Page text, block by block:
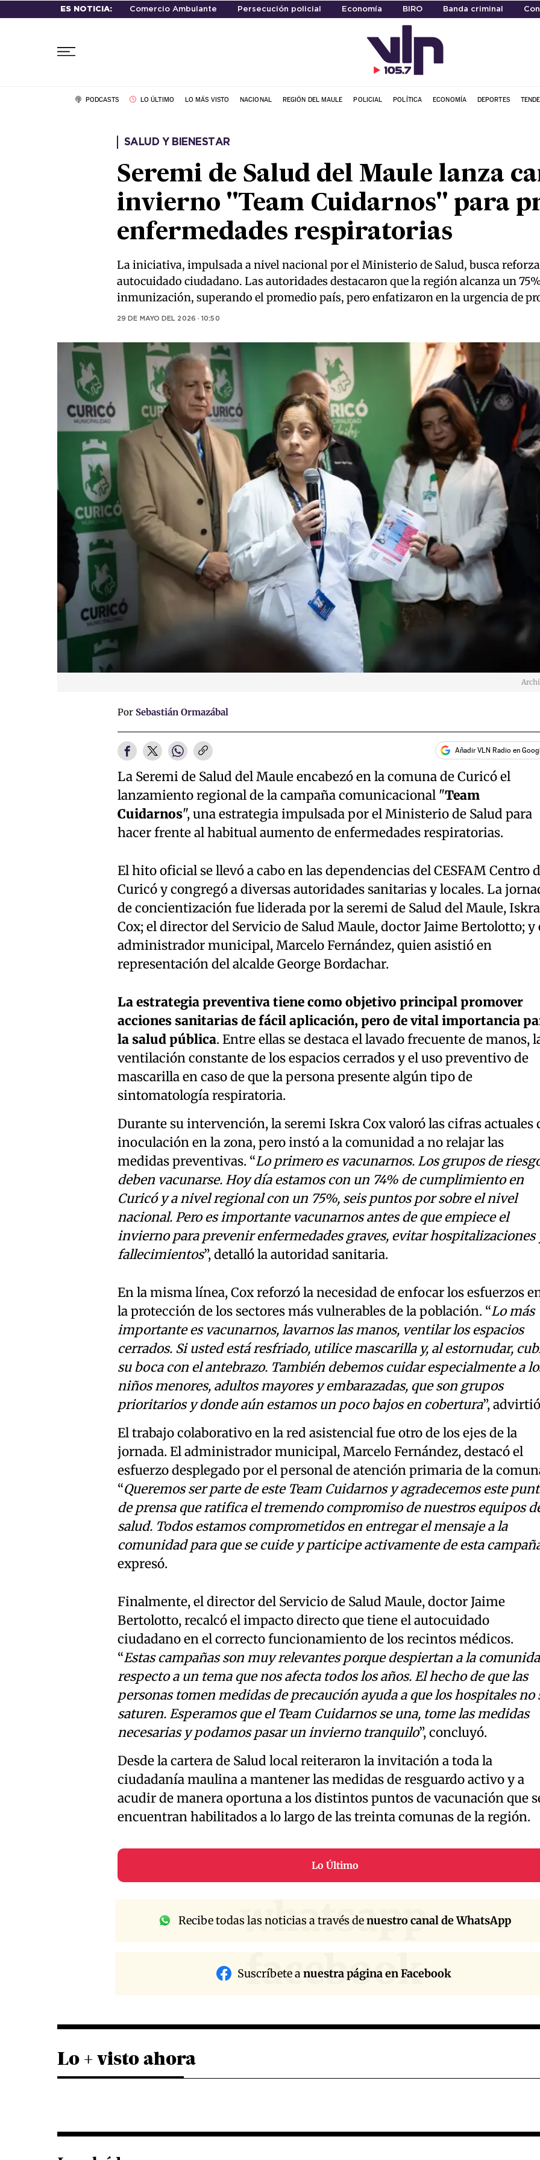
ES NOTICIA: Comercio Ambulante Persecución policial Economía BIRO Banda criminal
PODCASTS LO ÚLTIMO LO MÁS VISTO NACIONAL REGIÓN DEL MAULE POLICIAL POLÍTICA ECONOMÍA DEPORTES
SALUD Y BIENESTAR
Seremi de Salud del Maule lanza
invierno "Team Cuidarnos" para
enfermedades respiratorias
La iniciativa, impulsada a nivel nacional por el Ministerio de Salud, busca
autocuidado ciudadano. Las autoridades destacaron que la región alcanza un
inmunización, superando el promedio país, pero enfatizaron en la urgencia de
29 DE MAYO DEL 2026 · 10:50
Por Sebastián Ormazábal
Añadir VLN Radio en
La Seremi de Salud del Maule encabezó en la comuna de Curicó el
lanzamiento regional de la campaña comunicacional "Team
Cuidarnos", una estrategia impulsada por el Ministerio de Salud para
hacer frente al habitual aumento de enfermedades respiratorias.
El hito oficial se llevó a cabo en las dependencias del CESFAM Centro
Curicó y congregó a diversas autoridades sanitarias y locales. La
de concientización fue liderada por la seremi de Salud del Maule, Iskra
Cox; el director del Servicio de Salud Maule, doctor Jaime Bertolotto; y
administrador municipal, Marcelo Fernández, quien asistió en
representación del alcalde George Bordachar.
La estrategia preventiva tiene como objetivo principal promover
acciones sanitarias de fácil aplicación, pero de vital importancia
la salud pública. Entre ellas se destaca el lavado frecuente de manos,
ventilación constante de los espacios cerrados y el uso preventivo de
mascarilla en caso de que la persona presente algún tipo de
sintomatología respiratoria.
Durante su intervención, la seremi Iskra Cox valoró las cifras actuales
inoculación en la zona, pero instó a la comunidad a no relajar las
medidas preventivas. “Lo primero es vacunarnos. Los grupos de
deben vacunarse. Hoy día estamos con un 74% de cumplimiento en
Curicó y a nivel regional con un 75%, seis puntos por sobre el nivel
nacional. Pero es importante vacunarnos antes de que empiece el
invierno para prevenir enfermedades graves, evitar hospitalizaciones
fallecimientos”, detalló la autoridad sanitaria.
En la misma línea, Cox reforzó la necesidad de enfocar los esfuerzos
la protección de los sectores más vulnerables de la población. “Lo más
importante es vacunarnos, lavarnos las manos, ventilar los espacios
cerrados. Si usted está resfriado, utilice mascarilla y, al estornudar,
su boca con el antebrazo. También debemos cuidar especialmente a
niños menores, adultos mayores y embarazadas, que son grupos
prioritarios y donde aún estamos un poco bajos en cobertura”,
El trabajo colaborativo en la red asistencial fue otro de los ejes de la
jornada. El administrador municipal, Marcelo Fernández, destacó el
esfuerzo desplegado por el personal de atención primaria de la
“Queremos ser parte de este Team Cuidarnos y agradecemos este
de prensa que ratifica el tremendo compromiso de nuestros equipos
salud. Todos estamos comprometidos en entregar el mensaje a la
comunidad para que se cuide y participe activamente de esta
expresó.
Finalmente, el director del Servicio de Salud Maule, doctor Jaime
Bertolotto, recalcó el impacto directo que tiene el autocuidado
ciudadano en el correcto funcionamiento de los recintos médicos.
“Estas campañas son muy relevantes porque despiertan a la
respecto a un tema que nos afecta todos los años. El hecho de que las
personas tomen medidas de precaución ayuda a que los hospitales no
saturen. Esperamos que el Team Cuidarnos se una, tome las medidas
necesarias y podamos pasar un invierno tranquilo”, concluyó.
Desde la cartera de Salud local reiteraron la invitación a toda la
ciudadanía maulina a mantener las medidas de resguardo activo y a
acudir de manera oportuna a los distintos puntos de vacunación que
encuentran habilitados a lo largo de las treinta comunas de la región.
Lo Último
whatsapp
Recibe todas las noticias a través denuestro canal de WhatsApp
facebook
Suscríbete anuestra página en Facebook
Lo + visto ahora